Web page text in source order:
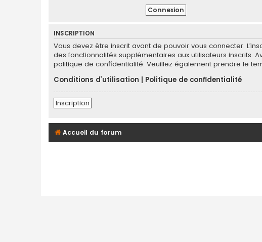
INSCRIPTION
Vous devez être inscrit avant de pouvoir vous connecter.
des fonctionnalités supplémentaires aux utilisateurs inscrits.
politique de confidentialité. Veuillez également prendre le
Conditions d’utilisation
Politique de confidentialité
Inscription
Accueil du forum